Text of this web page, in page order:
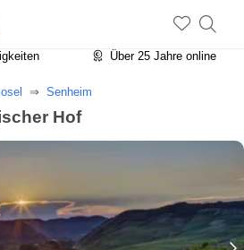
in Rheinland-Pfalz
Über 25 Jahre online
Senheim
Hof